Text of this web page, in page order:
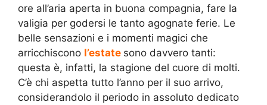
ore all’aria aperta in buona compagnia, fare la
valigia per godersi le tanto agognate ferie. Le
belle sensazioni e i momenti magici che
arricchiscono l’estate sono davvero tanti:
questa è, infatti, la stagione del cuore di molti.
C’è chi aspetta tutto l’anno per il suo arrivo,
considerandolo il periodo in assoluto dedicato